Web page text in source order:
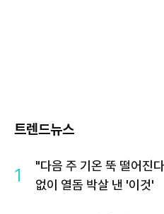
트렌드뉴스
1
"다음 주 기온 뚝 떨어진
없이 열돔 박살 낸 '이것'